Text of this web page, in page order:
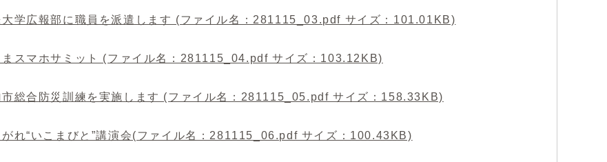
学広報部に職員を派遣します (ファイル名：281115_03.pdf サイズ：101.01KB)
スマホサミット (ファイル名：281115_04.pdf サイズ：103.12KB)
総合防災訓練を実施します (ファイル名：281115_05.pdf サイズ：158.33KB)
れ“いこまびと”講演会(ファイル名：281115_06.pdf サイズ：100.43KB)